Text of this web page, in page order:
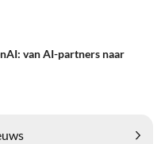
van AI-partners naar